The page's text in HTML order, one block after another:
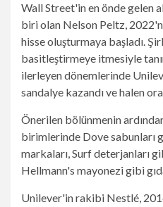
Wall Street'in en önde gelen
biri olan Nelson Peltz,
hisse oluşturmaya başladı.
basitleştirmeye itmesiyle
ilerleyen dönemlerinde
sandalye kazandı ve halen
Önerilen bölünmenin
birimlerinde Dove sabunları
markaları, Surf deterjanları
Hellmann's mayonezi gibi
Unilever'in rakibi Nestlé,